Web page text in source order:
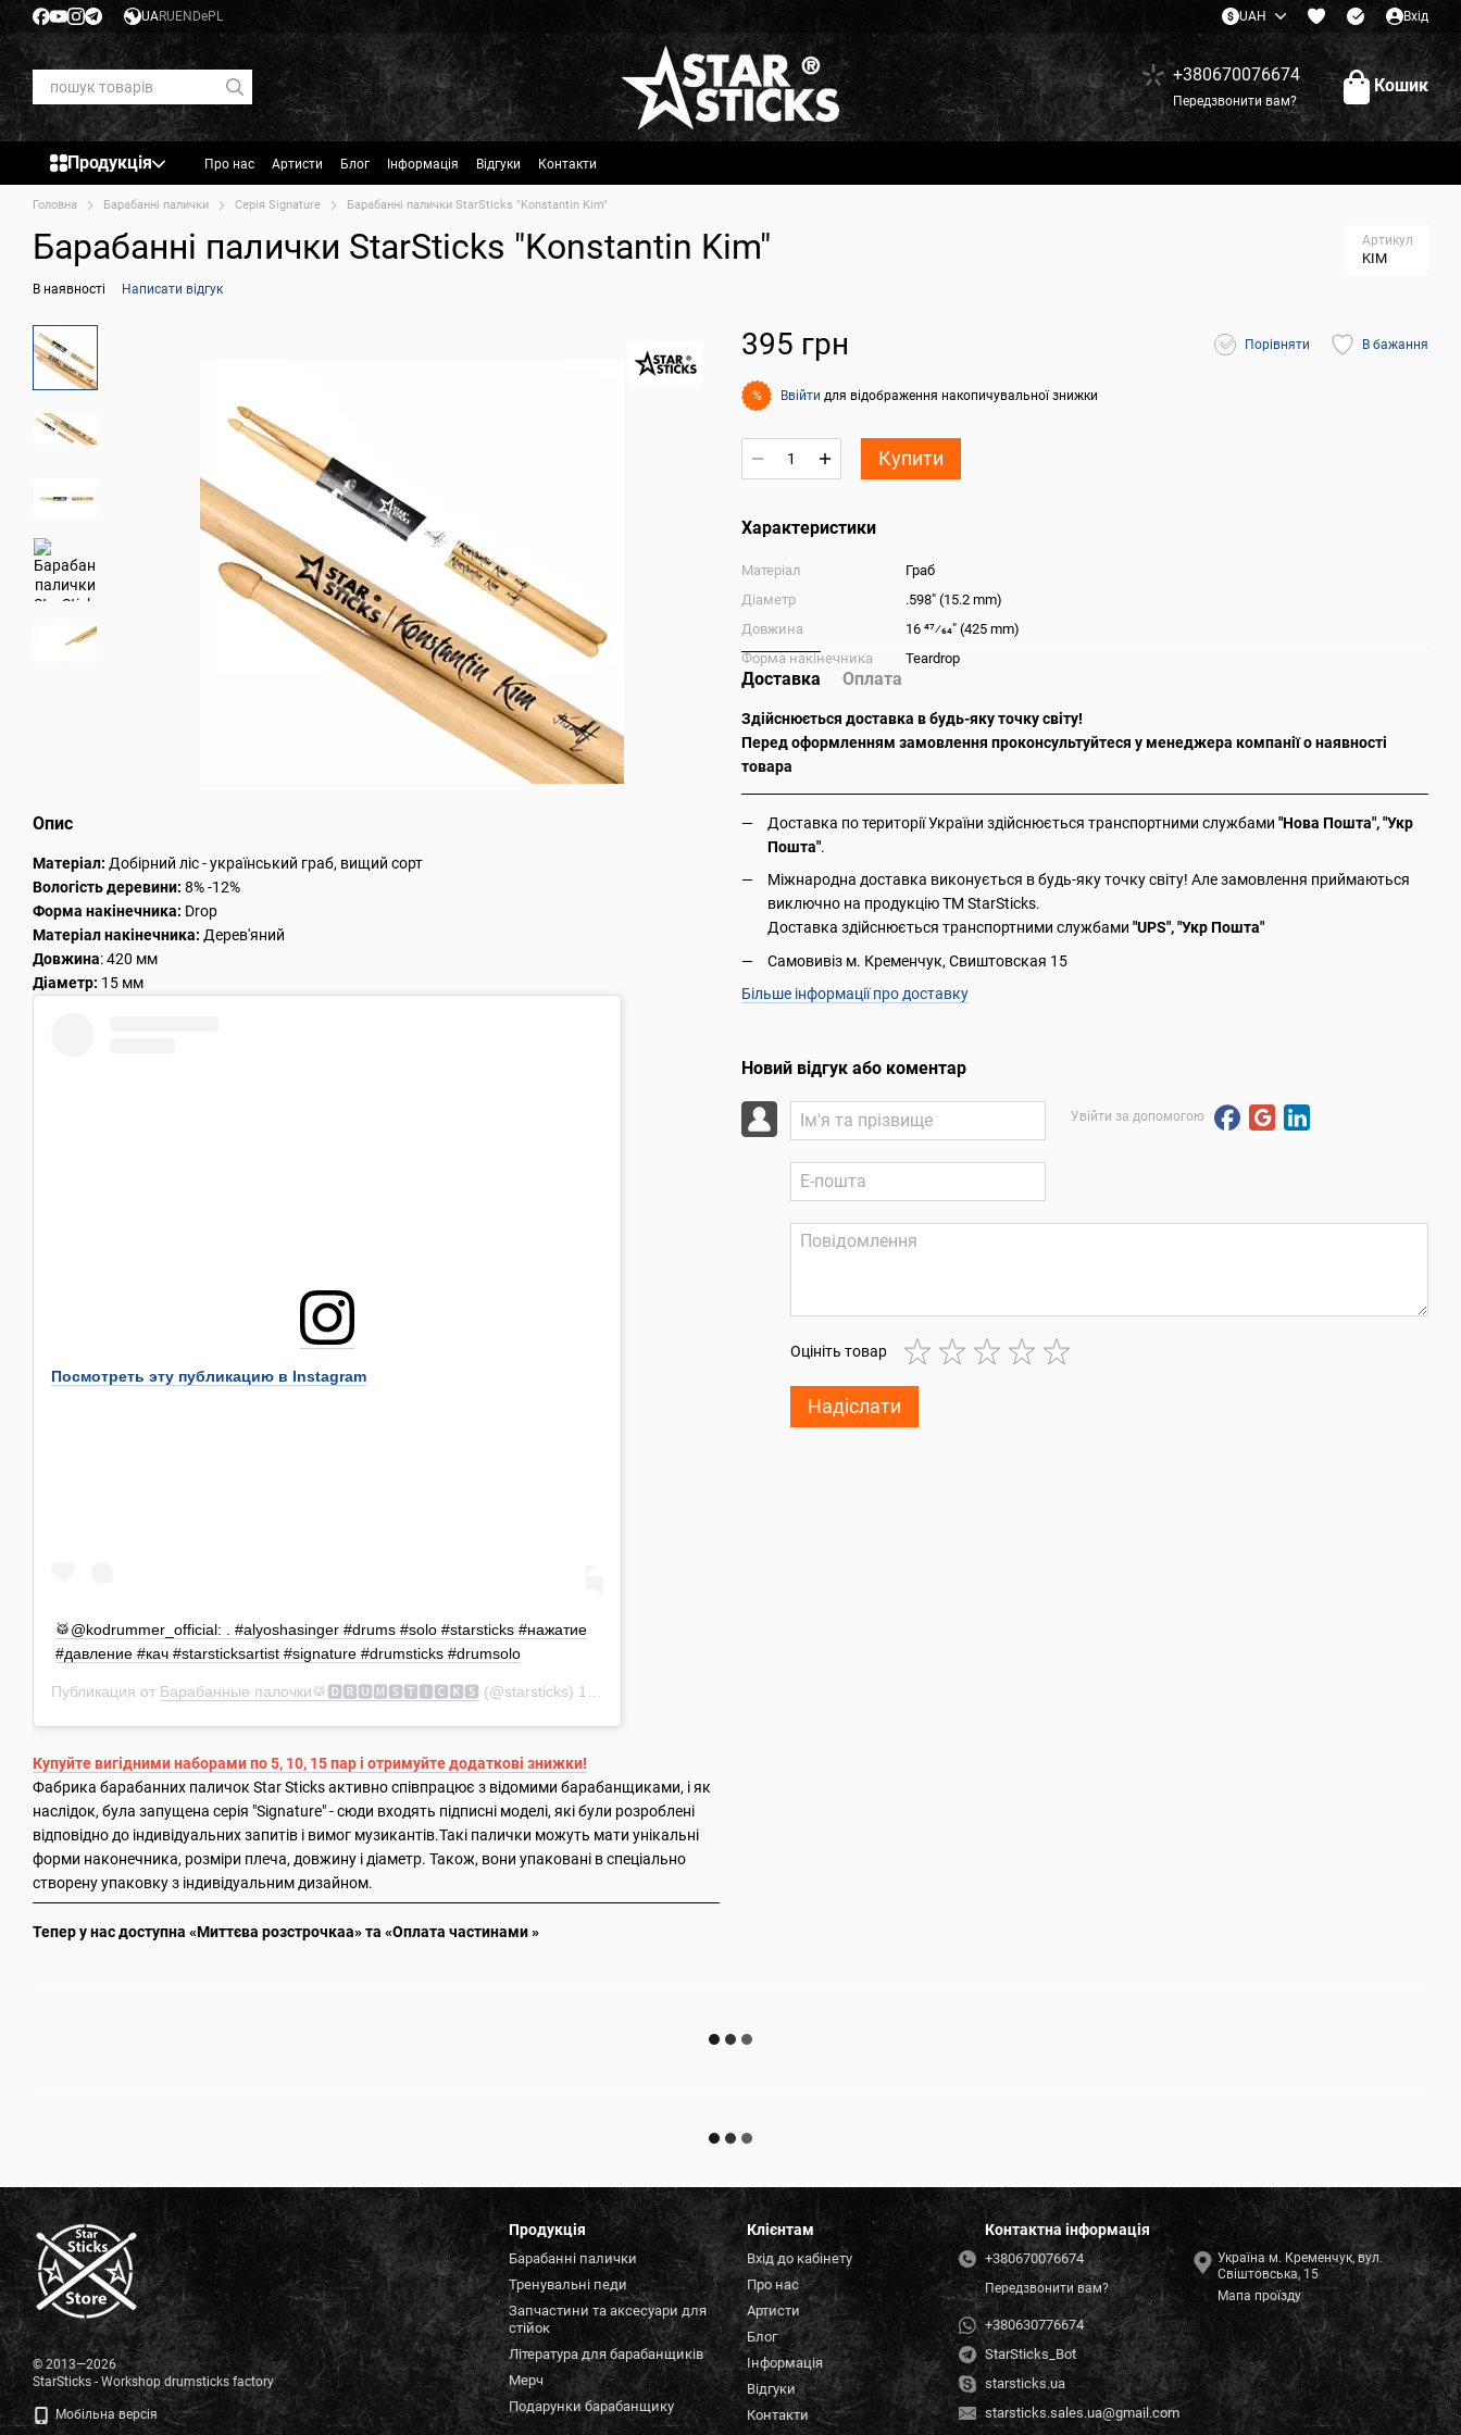
Перейти до основного контенту
UARU EN DePL UAH Вхід
+380670076674
Передзвонити вам?
Кошик
Продукція Про нас Артисти Блог Інформація Відгуки Контакти
Головна Барабанні палички Серія Signature Барабанні палички StarSticks "Konstantin Kim"
Барабанні палички StarSticks "Konstantin Kim" Артикул
KIM
В наявності Написати відгук
Опис
Матеріал: Добірний ліс - український граб, вищий сорт
Вологість деревини: 8% -12%
Форма накінечника: Drop
Матеріал накінечника: Дерев'яний
Довжина: 420 мм
Діаметр: 15 мм
Посмотреть эту публикацию в Instagram
🥁@kodrummer_official: . #alyoshasinger #drums #solo #starsticks #нажатие
#давление #кач #starsticksartist #signature #drumsticks #drumsolo
Публикация от Барабанные палочки🥁🅳🆁🆄🅼🆂🆃🅸🅲🅺🆂 (@starsticks) 16 Июл 2019 в 2:35 PDT
Купуйте вигідними наборами по 5, 10, 15 пар і отримуйте додаткові знижки!
Фабрика барабанних паличок Star Sticks активно співпрацює з відомими барабанщиками, і як
наслідок, була запущена серія "Signature" - сюди входять підписні моделі, які були розроблені
відповідно до індивідуальних запитів і вимог музикантів.Такі палички можуть мати унікальні
форми наконечника, розміри плеча, довжину і діаметр. Також, вони упаковані в спеціально
створену упаковку з індивідуальним дизайном.
Тепер у нас доступна «Миттєва розстрочкаа» та «Оплата частинами »
395 грн Порівняти В бажання
% Ввійти для відображення накопичувальної знижки
Купити
Характеристики
Матеріал
Граб
Діаметр
.598" (15.2 mm)
Довжина
16 47⁄64" (425 mm)
Форма накінечника
Teardrop
Доставка Оплата
Здійснюється доставка в будь-яку точку світу!
Перед оформленням замовлення проконсультуйтеся у менеджера компанії о наявності
товара
Доставка по території України здійснюється транспортними службами "Нова Пошта", "Укр
Пошта".
Міжнародна доставка виконується в будь-яку точку світу! Але замовлення приймаються
виключно на продукцію ТМ StarSticks.
Доставка здійснюється транспортними службами "UPS", "Укр Пошта"
Самовивіз м. Кременчук, Свиштовская 15
Більше інформації про доставку
Новий відгук або коментар
Увійти за допомогою
Оцініть товар
Надіслати
© 2013—2026
StarSticks - Workshop drumsticks factory
Мобільна версія
Продукція
Барабанні палички
Тренувальні педи
Запчастини та аксесуари для
стійок
Література для барабанщиків
Мерч
Подарунки барабанщику
Клієнтам
Вхід до кабінету
Про нас
Артисти
Блог
Інформація
Відгуки
Контакти
Контактна інформація
+380670076674
Передзвонити вам?
+380630776674
StarSticks_Bot
starsticks.ua
starsticks.sales.ua@gmail.com
Україна м. Кременчук, вул.
Свіштовська, 15
Мапа проїзду